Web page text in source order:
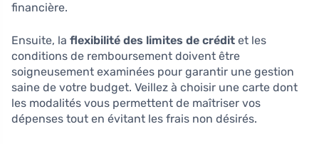
financière.
Ensuite, la flexibilité des limites de crédit et les
conditions de remboursement doivent être
soigneusement examinées pour garantir une gestion
saine de votre budget. Veillez à choisir une carte dont
les modalités vous permettent de maîtriser vos
dépenses tout en évitant les frais non désirés.